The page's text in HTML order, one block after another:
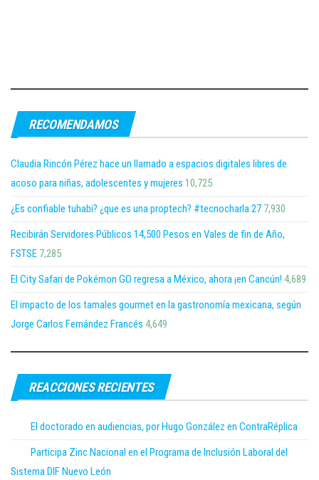
RECOMENDAMOS
Claudia Rincón Pérez hace un llamado a espacios digitales libres de
acoso para niñas, adolescentes y mujeres 10,725
¿Es confiable tuhabi? ¿que es una proptech? #tecnocharla 27 7,930
Recibirán Servidores Públicos 14,500 Pesos en Vales de fin de Año,
FSTSE 7,285
El City Safari de Pokémon GO regresa a México, ahora ¡en Cancún! 4,689
El impacto de los tamales gourmet en la gastronomía mexicana, según
Jorge Carlos Fernández Francés 4,649
REACCIONES RECIENTES
El doctorado en audiencias, por Hugo González en ContraRéplica
Participa Zinc Nacional en el Programa de Inclusión Laboral del
Sistema DIF Nuevo León